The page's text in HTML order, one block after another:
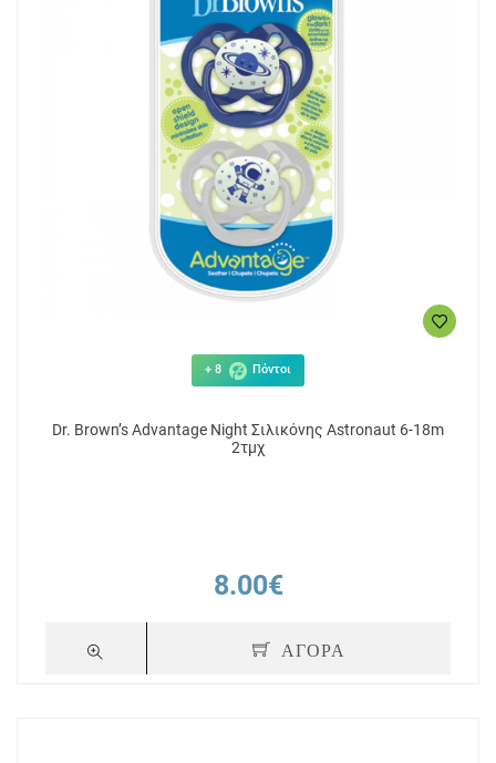
+ 8 Πόντοι
Dr. Brown’s Advantage Night Σιλικόνης Astronaut 6-18m
2τμχ
8.00€
ΑΓΟΡΑ